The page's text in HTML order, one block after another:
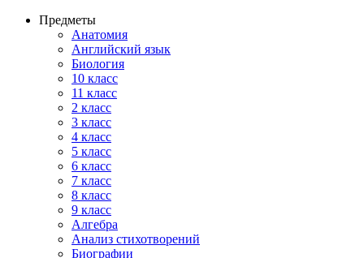
Предметы
Анатомия
Английский язык
Биология
10 класс
11 класс
2 класс
3 класс
4 класс
5 класс
6 класс
7 класс
8 класс
9 класс
Алгебра
Анализ стихотворений
Биографии